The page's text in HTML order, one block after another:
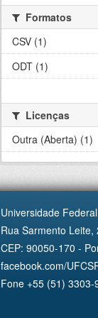
Formatos
CSV (1)
ODT (1)
Licenças
Outra (Aberta) (1)
Universidade
Rua Sarmento
CEP: 90050-170 -
facebook.com/
Fone +55 (51) 3303-